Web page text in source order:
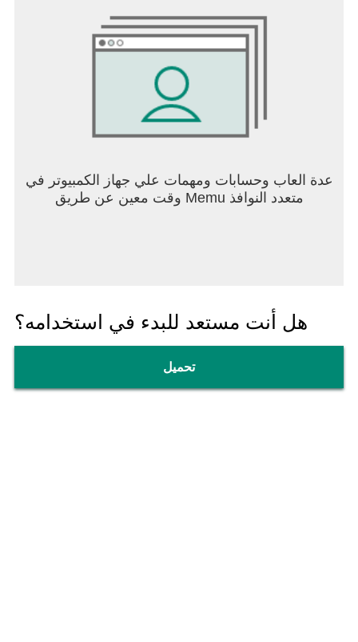
عدة العاب وحسابات ومهمات علي جهاز الكمبيوتر في
وقت معين عن طريق Memu متعدد النوافذ
هل أنت مستعد للبدء في استخدامه؟
تحميل